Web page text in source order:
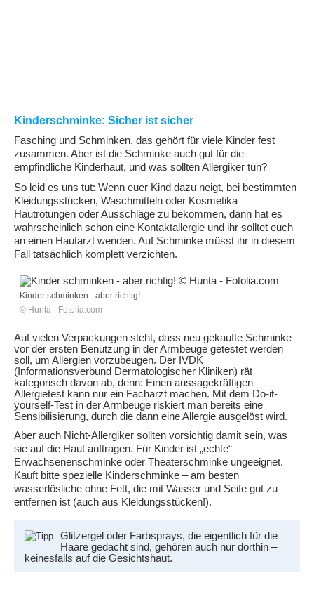
Kinderschminke: Sicher ist sicher
Fasching und Schminken, das gehört für viele Kinder fest
zusammen. Aber ist die Schminke auch gut für die
empfindliche Kinderhaut, und was sollten Allergiker tun?
So leid es uns tut: Wenn euer Kind dazu neigt, bei bestimmten
Kleidungsstücken, Waschmitteln oder Kosmetika
Hautrötungen oder Ausschläge zu bekommen, dann hat es
wahrscheinlich schon eine Kontaktallergie und ihr solltet euch
an einen Hautarzt wenden. Auf Schminke müsst ihr in diesem
Fall tatsächlich komplett verzichten.
Kinder schminken - aber richtig!
© Hunta - Fotolia.com
Auf vielen Verpackungen steht, dass neu gekaufte Schminke
vor der ersten Benutzung in der Armbeuge getestet werden
soll, um Allergien vorzubeugen. Der IVDK
(Informationsverbund Dermatologischer Kliniken) rät
kategorisch davon ab, denn: Einen aussagekräftigen
Allergietest kann nur ein Facharzt machen. Mit dem Do-it-
yourself-Test in der Armbeuge riskiert man bereits eine
Sensibilisierung, durch die dann eine Allergie ausgelöst wird.
Aber auch Nicht-Allergiker sollten vorsichtig damit sein, was
sie auf die Haut auftragen. Für Kinder ist „echte“
Erwachsenenschminke oder Theaterschminke ungeeignet.
Kauft bitte spezielle Kinderschminke – am besten
wasserlösliche ohne Fett, die mit Wasser und Seife gut zu
entfernen ist (auch aus Kleidungsstücken!).
Glitzergel oder Farbsprays, die eigentlich für die
Haare gedacht sind, gehören auch nur dorthin –
keinesfalls auf die Gesichtshaut.